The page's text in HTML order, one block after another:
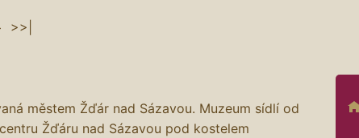
>>|
městem Žďár nad Sázavou. Muzeum sídlí od
Žďáru nad Sázavou pod kostelem